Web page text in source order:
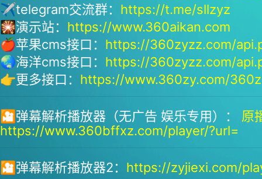
✈telegram交流群： https://t.me/sllzyz
🎇演示站： https://www.360aikan.com
🍎苹果cms接口： https://360zyzz.com/
🌏海洋cms接口： https://360zyzz.com/
👉更多接口： https://www.360zy.com/
🎦弹幕解析播放器（无广告 娱乐专用）： 原
https://www.360bffxz.com/player/?url=
🎦弹幕解析播放器2： https://zyjiexi.com/